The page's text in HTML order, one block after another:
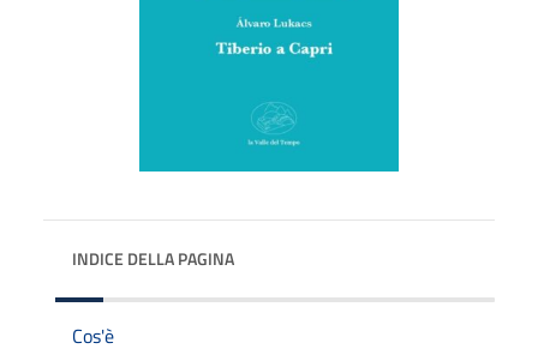
INDICE DELLA PAGINA
Cos'è